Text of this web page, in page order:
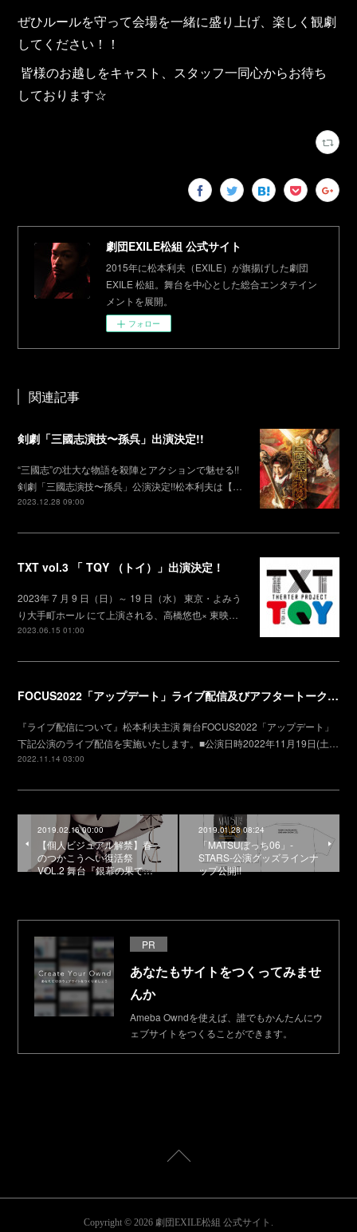
ぜひルールを守って会場を一緒に盛り上げ、楽しく観劇
してください！！
皆様のお越しをキャスト、スタッフ一同心からお待ち
しております☆
劇団EXILE松組 公式サイト
2015年に松本利夫（EXILE）が旗揚げした劇団
EXILE 松組。舞台を中心とした総合エンタテイン
メントを展開。
フォロー
関連記事
剣劇「三國志演技〜孫呉」出演決定!!
“三國志”の壮大な物語を殺陣とアクションで魅せる!!
剣劇「三國志演技〜孫呉」公演決定!!松本利夫は【…
2023.12.28 09:00
TXT vol.3 「 TQY （トイ）」出演決定！
2023年 7 月 9 日（日）～ 19 日（水） 東京・よみう
り大手町ホール にて上演される、高橋悠也× 東映…
2023.06.15 01:00
FOCUS2022「アップデート」ライブ配信及びアフタートークチケット販売のお知らせ
『ライブ配信について』松本利夫主演 舞台FOCUS2022「アップデート」
下記公演のライブ配信を実施いたします。■公演日時2022年11月19日(土…
2022.11.14 03:00
2019.02.16 00:00
【個人ビジュアル解禁】春
のつかこうへい復活祭
VOL.2 舞台『銀幕の果て…
2019.01.28 08:24
「MATSUぼっち06」-
STARS-公演グッズラインナ
ップ公開!!
PR
あなたもサイトをつくってみませ
んか
Ameba Owndを使えば、誰でもかんたんにウ
ェブサイトをつくることができます。
Copyright © 2026 劇団EXILE松組 公式サイト .